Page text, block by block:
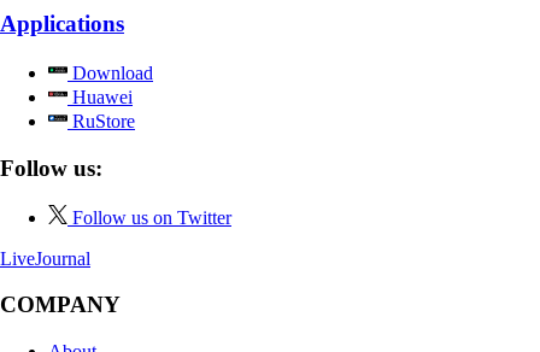
Applications
Download
Huawei
RuStore
Follow us:
Follow us on Twitter
LiveJournal
COMPANY